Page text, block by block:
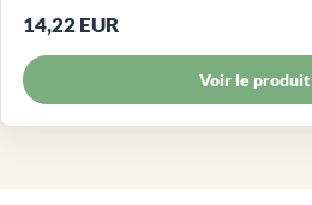
14,22 EUR
Voir le produit